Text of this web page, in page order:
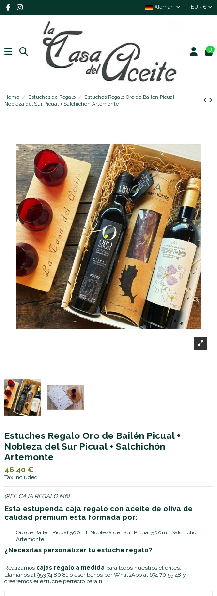
Alemán EUR €
0
Home Estuches de Regalo
Estuches Regalo Oro de Bailén Picual +
Nobleza del Sur Picual + Salchichón Artemonte
Estuches Regalo Oro de Bailén Picual +
Nobleza del Sur Picual + Salchichón
Artemonte
46,40 €
Tax included
(REF. CAJA REGALO M6)
Esta estupenda caja regalo con aceite de oliva de
calidad premium está formada por:
Oro de Bailén Picual 500ml. Nobleza del Sur Picual 500ml. Salchichón
Artemonte
¿Necesitas personalizar tu estuche regalo?
Realizamos cajas regalo a medida para todos nuestros clientes.
Llámanos al953 74 80 81 o escríbenos porWhatsApp al 674 70 55 48 y
crearemos el estuche perfecto para ti.